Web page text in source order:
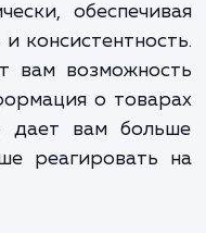
вам
и
Кроме того,
обновлять
внешних